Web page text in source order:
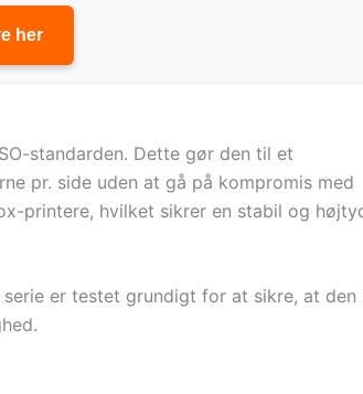
her
standarden. Dette gør den til et
pr. side uden at gå på kompromis med
printere, hvilket sikrer en stabil og
er testet grundigt for at sikre, at den